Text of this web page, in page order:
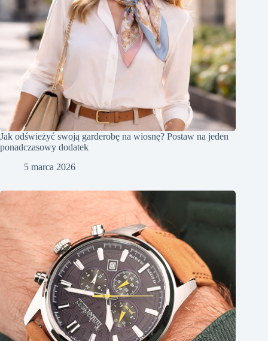
Jak odświeżyć swoją garderobę na wiosnę? Postaw na jeden
ponadczasowy dodatek
5 marca 2026